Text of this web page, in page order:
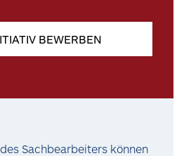
BEWERBEN
Sachbearbeiters können